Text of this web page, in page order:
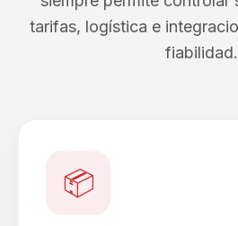
tarifas, logística e
fiabilidad.
📦